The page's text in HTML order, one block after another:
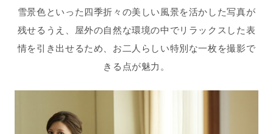
雪景色といった四季折々の美しい風景を活かした写真が
残せるうえ、屋外の自然な環境の中でリラックスした表
情を引き出せるため、お二人らしい特別な一枚を撮影で
きる点が魅力。